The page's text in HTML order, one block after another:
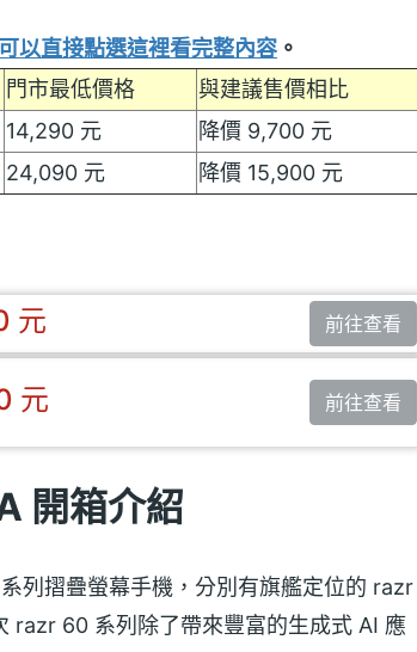
可以直接點選這裡看完整內容 。
門市最低價格
與建議售價相比
14,290 元
降價 9,700 元
24,090 元 降價 15,900 元
元 前往查看
元 前往查看
開箱介紹
列摺疊螢幕手機，分別有旗艦定位的 razr
razr 60 系列除了帶來豐富的生成式 AI 應